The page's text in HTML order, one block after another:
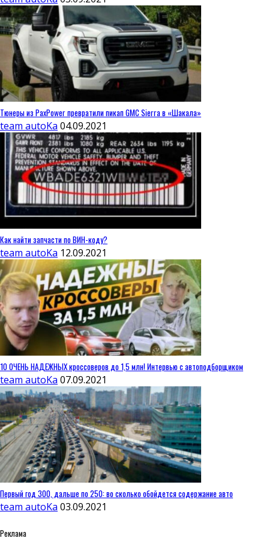
Тюнеры из PaxPower превратили пикап GMC Sierra в «Шакала»
team autoKa 04.09.2021
Как найти запчасти по ВИН-коду?
team autoKa 12.09.2021
10 ОЧЕНЬ НАДЕЖНЫХ кроссоверов до 1,5 млн! Интервью с автоподборщиком
team autoKa 07.09.2021
Первый год 300, дальше по 250: во сколько обойдется содержание авто
team autoKa 03.09.2021
Реклама